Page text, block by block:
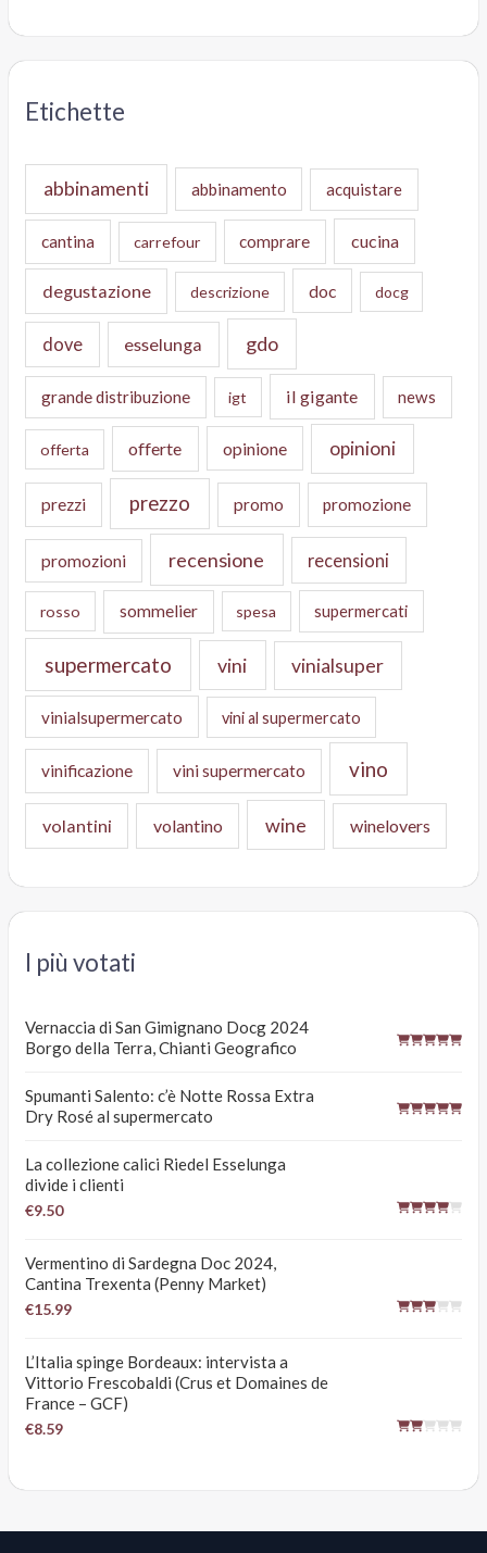
Etichette
abbinamenti abbinamento acquistare
cantina carrefour comprare cucina
degustazione descrizione doc docg
dove esselunga gdo
grande distribuzione igt il gigante news
offerta offerte opinione opinioni
prezzi prezzo promo promozione
promozioni recensione recensioni
rosso sommelier spesa supermercati
supermercato vini vinialsuper
vinialsupermercato vini al supermercato
vinificazione vini supermercato vino
volantini volantino wine winelovers
I più votati
Vernaccia di San Gimignano Docg 2024
Borgo della Terra, Chianti Geografico
Spumanti Salento: c’è Notte Rossa Extra
Dry Rosé al supermercato
La collezione calici Riedel Esselunga
divide i clienti
€9.50
Vermentino di Sardegna Doc 2024,
Cantina Trexenta (Penny Market)
€15.99
L’Italia spinge Bordeaux: intervista a
Vittorio Frescobaldi (Crus et Domaines de
France – GCF)
€8.59